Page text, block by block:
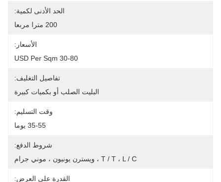
الحد الأدنى لكمية:
200 مترا مربعا
الأسعار:
30-80 USD Per Sqm
تفاصيل التغليف:
البليت الصلب أو بكميات كبيرة
وقت التسليم:
35-55 يوما
شروط الدفع:
T / T ، L / C ، ويسترن يونيون ، موني جرام
القدرة على العرض: